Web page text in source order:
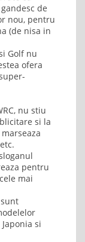
de
nou, pentru
(de nisa in
Golf nu
ofera
nu stiu
si la
pentru
mai
si